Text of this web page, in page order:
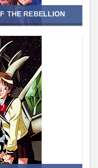
THE REBELLION